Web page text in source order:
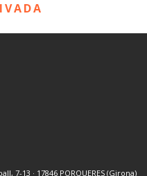
7-13 · 17846 PORQUERES (Girona)